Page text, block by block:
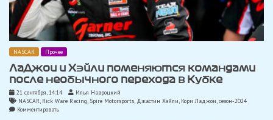
NASCAR Прочее
ЛаДжои и Хэйли поменяются командами
после необычного перехода в Кубке
21 сентября, 14:14
Илья Навроцкий
NASCAR, Rick Ware Racing, Spire Motorsports, Джастин Хэйли, Кори Ладжои,сезон-2024
Комментироватьon